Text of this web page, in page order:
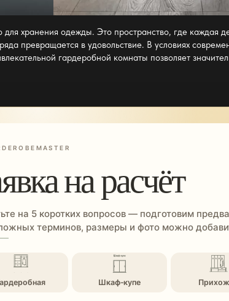
для хранения одежды. Это пространство, где каждая
превращается в удовольствие. В условиях
гардеробной комнаты позволяет
на расчёт
на 5 коротких вопросов — подготовим
терминов, размеры и фото можно
Шкаф-купе